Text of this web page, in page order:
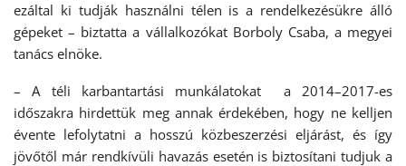
ezáltal ki tudják használni télen is a rendelkezésükre álló
gépeket – biztatta a vállalkozókat Borboly Csaba, a megyei
tanács elnöke.
– A téli karbantartási munkálatokat a 2014–2017-es
időszakra hirdettük meg annak érdekében, hogy ne kelljen
évente lefolytatni a hosszú közbeszerzési eljárást, és így
jövőtől már rendkívüli havazás esetén is biztosítani tudjuk a